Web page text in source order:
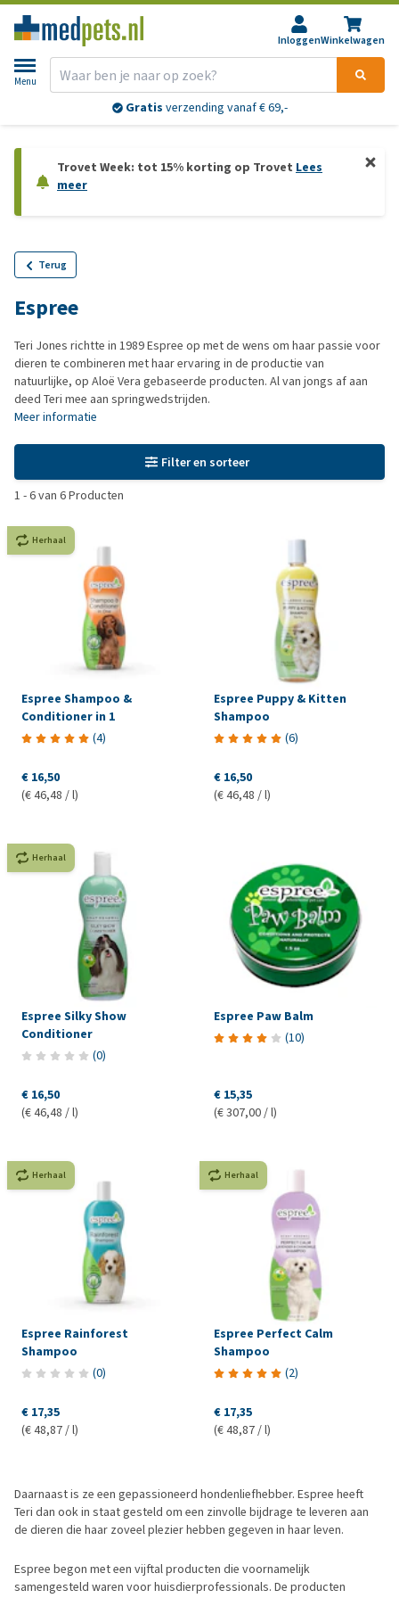
InloggenWinkelwagen
Menu
Gratis verzending vanaf € 69,-
Trovet Week: tot 15% korting op Trovet Lees
meer
Terug
Espree
Teri Jones richtte in 1989 Espree op met de wens om haar passie voor
dieren te combineren met haar ervaring in de productie van
natuurlijke, op Aloë Vera gebaseerde producten. Al van jongs af aan
deed Teri mee aan springwedstrijden.
Meer informatie
Filter en sorteer
1 -6van 6Producten
Herhaal
Espree Shampoo &
Conditioner in 1
(4)
€ 16,50
(€ 46,48 / l)
Espree Puppy & Kitten
Shampoo
(6)
€ 16,50
(€ 46,48 / l)
Herhaal
Espree Silky Show
Conditioner
(0)
€ 16,50
(€ 46,48 / l)
Espree Paw Balm
(10)
€ 15,35
(€ 307,00 / l)
Herhaal
Espree Rainforest
Shampoo
(0)
€ 17,35
(€ 48,87 / l)
Herhaal
Espree Perfect Calm
Shampoo
(2)
€ 17,35
(€ 48,87 / l)
Daarnaast is ze een gepassioneerd hondenliefhebber. Espree heeft
Teri dan ook in staat gesteld om een zinvolle bijdrage te leveren aan
de dieren die haar zoveel plezier hebben gegeven in haar leven.
Espree begon met een vijftal producten die voornamelijk
samengesteld waren voor huisdierprofessionals. De producten